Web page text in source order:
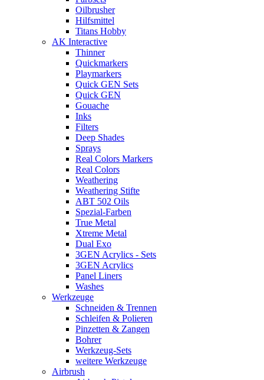
Oilbrusher
Hilfsmittel
Titans Hobby
AK Interactive
Thinner
Quickmarkers
Playmarkers
Quick GEN Sets
Quick GEN
Gouache
Inks
Filters
Deep Shades
Sprays
Real Colors Markers
Real Colors
Weathering
Weathering Stifte
ABT 502 Oils
Spezial-Farben
True Metal
Xtreme Metal
Dual Exo
3GEN Acrylics - Sets
3GEN Acrylics
Panel Liners
Washes
Werkzeuge
Schneiden & Trennen
Schleifen & Polieren
Pinzetten & Zangen
Bohrer
Werkzeug-Sets
weitere Werkzeuge
Airbrush